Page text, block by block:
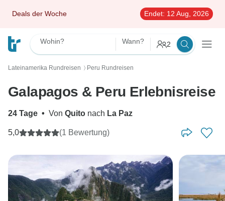
Deals der Woche Endet: 12 Aug, 2026
Wohin? Wann? 2
Lateinamerika Rundreisen 〉 Peru Rundreisen
Galapagos & Peru Erlebnisreise
24 Tage • Von Quito nach La Paz
5,0 (1 Bewertung)